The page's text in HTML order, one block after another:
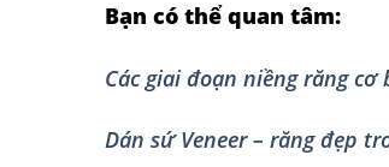
Bạn có thể quan tâm:
Các giai đoạn niềng răng
Dán sứ Veneer – răng đẹp